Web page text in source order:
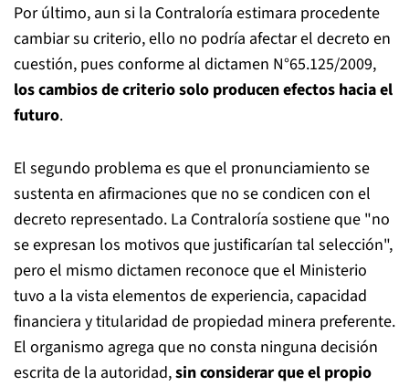
Por último, aun si la Contraloría estimara procedente
cambiar su criterio, ello no podría afectar el decreto en
cuestión, pues conforme al dictamen N°65.125/2009,
los cambios de criterio solo producen efectos hacia el
futuro.
El segundo problema es que el pronunciamiento se
sustenta en afirmaciones que no se condicen con el
decreto representado. La Contraloría sostiene que "no
se expresan los motivos que justificarían tal selección",
pero el mismo dictamen reconoce que el Ministerio
tuvo a la vista elementos de experiencia, capacidad
financiera y titularidad de propiedad minera preferente.
El organismo agrega que no consta ninguna decisión
escrita de la autoridad,sin considerar que el propio